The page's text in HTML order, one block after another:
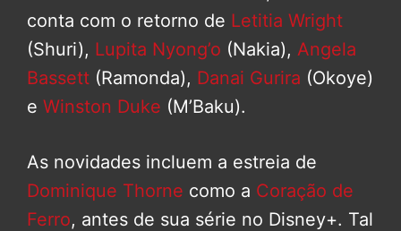
conta com o retorno de Letitia Wright
(Shuri), Lupita Nyong’o (Nakia), Angela
Bassett (Ramonda), Danai Gurira (Okoye)
e Winston Duke (M’Baku).
As novidades incluem a estreia de
Dominique Thorne como a Coração de
Ferro, antes de sua série no Disney+. Tal